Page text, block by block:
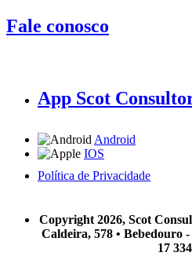
Fale conosco
App Scot
Android
IOS
Política de Privacidade
Copyright 2026, Scot
Caldeira, 578 • Bebedouro
17